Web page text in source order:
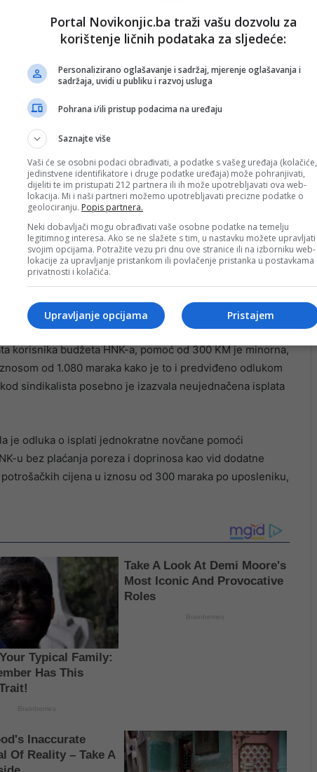
HNK-a kao i državni službenici i namještenici
korisnika budžeta HNK-a, pomoć od 300 KM je minorna,
od 1.080 maraka kako je to i predviđeno odlukom
sindikalista posebno je izazvala neujednačena isplata
je odluka o isplati jednokratne novčane pomoći
u bez plaćanja poreza i doprinosa kao vid dodatne
cijena u iznosu od 300 maraka po uposleniku,
Portal Novikonjic.ba traži vašu dozvolu za
korištenje ličnih podataka za sljedeće:
Personalizirano oglašavanje i sadržaj, mjerenje oglašavanja i
sadržaja, uvidi u publiku i razvoj usluga
Pohrana i/ili pristup podacima na uređaju
Saznajte više
Vaši će se osobni podaci obrađivati, a podatke s vašeg uređaja (kolačiće,
jedinstvene identifikatore i druge podatke uređaja) može pohranjivati,
dijeliti te im pristupati 212 partnera ili ih može upotrebljavati ova web-
lokacija. Mi i naši partneri možemo upotrebljavati precizne podatke o
geolociranju. Popis partnera.
Neki dobavljači mogu obrađivati vaše osobne podatke na temelju
legitimnog interesa. Ako se ne slažete s tim, u nastavku možete upravljati
svojim opcijama. Potražite vezu pri dnu ove stranice ili na izborniku web-
lokacije za upravljanje pristankom ili povlačenje pristanka u postavkama
privatnosti i kolačića.
Pristajem
Upravljanje opcijama